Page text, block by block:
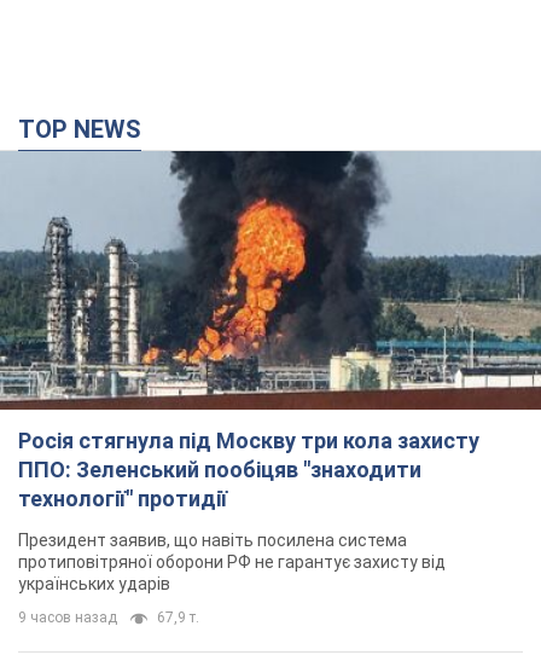
Росія стягнула під Москву три кола захисту
ППО: Зеленський пообіцяв "знаходити
технології" протидії
Президент заявив, що навіть посилена система
протиповітряної оборони РФ не гарантує захисту від
українських ударів
9 часов назад 67,9 т.
Україна придбала у Туреччини 70 балістичних
ракет і багато іншого озброєння: у Держдепі
США оприлюднили список
Держдеп вже поставив до відома американський Конгрес
10 часов назад 12,9 т.